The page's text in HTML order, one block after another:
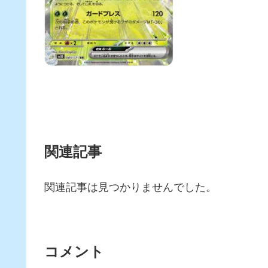
関連記事
関連記事は見つかりませんでした。
コメント